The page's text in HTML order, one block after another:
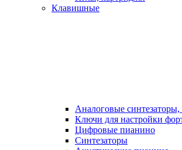
Клавишные
Аналоговые
Ключи для настройки
Цифровые пианино
Синтезаторы